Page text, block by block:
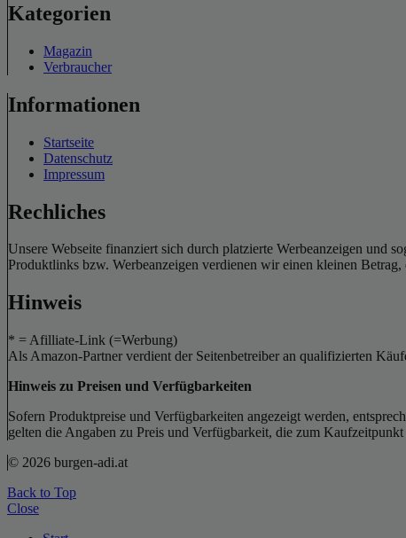
Kategorien
Magazin
Verbraucher
Informationen
Startseite
Datenschutz
Impressum
Rechliches
Unsere Webseite finanziert sich durch platzierte Werbeanzeigen
Produktlinks bzw. Werbeanzeigen verdienen wir einen kleinen
Hinweis
* = Afilliate-Link (=Werbung)
Als Amazon-Partner verdient der Seitenbetreiber an qualifizierten
Hinweis zu Preisen und Verfügbarkeiten
Sofern Produktpreise und Verfügbarkeiten angezeigt werden,
gelten die Angaben zu Preis und Verfügbarkeit, die zum
© 2026 burgen-adi.at
Back to Top
Close